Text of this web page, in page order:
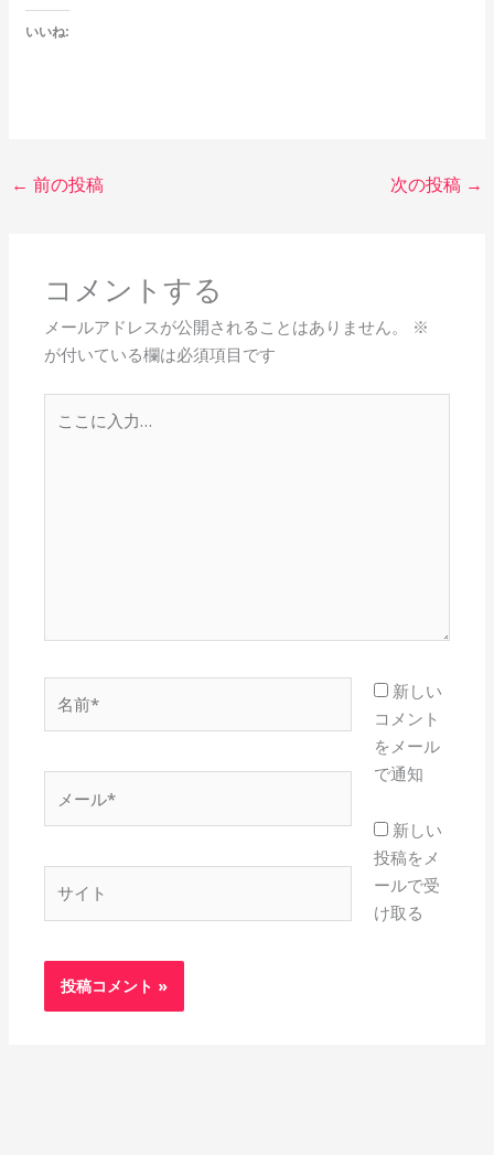
いいね:
← 前の投稿 次の投稿 →
コメントする
メールアドレスが公開されることはありません。
※
が付いている欄は必須項目です
こ
前
ー
*
新しい
コメント
をメール
で通知
新しい
投稿をメ
ールで受
け取る